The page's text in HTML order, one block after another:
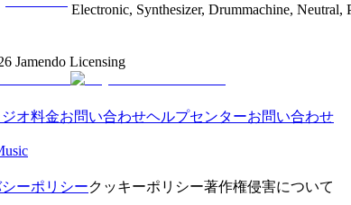
Electronic, Synthesizer, Drummachine, Neutral,
Jamendo Licensing
オ料金お問い合わせヘルプセンターお問い合わせ
ーポリシークッキーポリシー著作権侵害について